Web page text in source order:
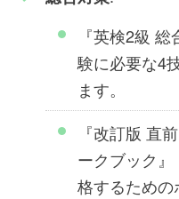
『英検2級
験に必要な4
ます。
『改訂版 直
ークブック
格するため